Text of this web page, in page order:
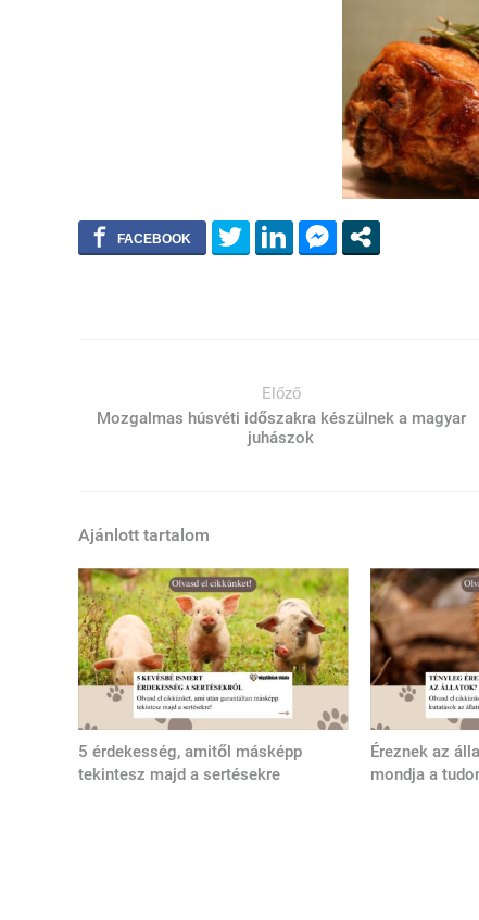
Előző
Mozgalmas húsvéti időszakra készülnek a magyar
juhászok
Ajánlott tartalom
5 érdekesség, amitől másképp
tekintesz majd a sertésekre
Éreznek az
mondja a